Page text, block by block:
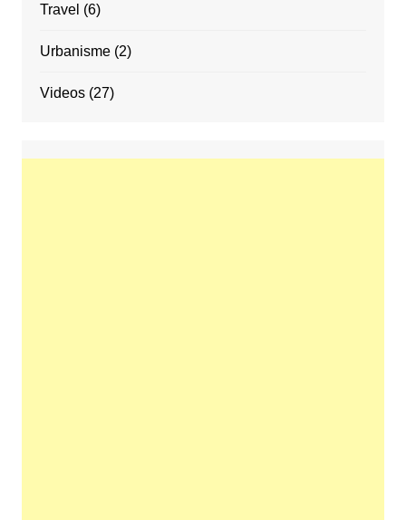
Travel (6)
Urbanisme(2)
Videos(27)